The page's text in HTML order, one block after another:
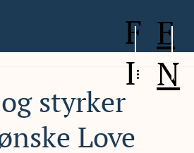
F
I
E
N
styrker
Love